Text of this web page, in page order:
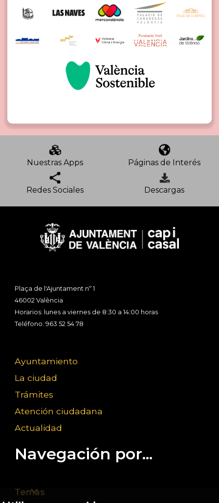
Nuestras Apps Páginas de Interés
Redes Sociales Descargas
Plaça de l'Ajuntament nº 1
46002 València
Horarios: lunes a viernes de 8:30 a 14:00 horas
Teléfono: 963 52 54 78
Ayuntamiento
La ciudad
Trámites
Atención ciudadana
Actualidad
Navegación por...
Temas